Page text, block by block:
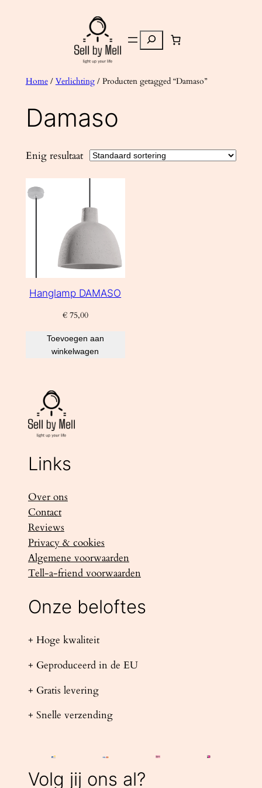
Zoeken
Home/ Verlichting/ Producten getagged “Damaso”
Damaso
Enig resultaat
Hanglamp DAMASO
€75,00
Toevoegen aan
winkelwagen
Links
Over ons
Contact
Reviews
Privacy & cookies
Algemene voorwaarden
Tell-a-friend voorwaarden
Onze beloftes
+ Hoge kwaliteit
+ Geproduceerd in de EU
+ Gratis levering
+ Snelle verzending
Volg jij ons al?